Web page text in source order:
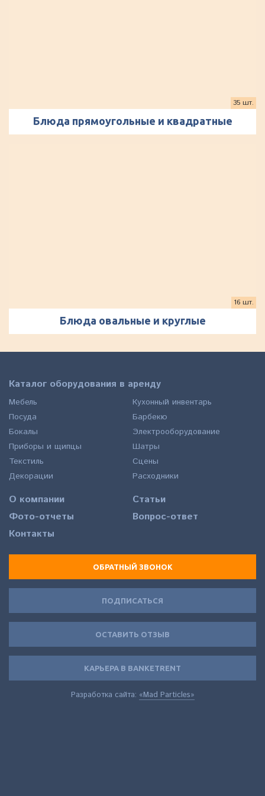
Блюда прямоугольные и квадратные
35 шт.
Блюда овальные и круглые
16 шт.
Каталог оборудования в аренду
Мебель
Посуда
Бокалы
Приборы и щипцы
Текстиль
Декорации
Кухонный инвентарь
Барбекю
Электрооборудование
Шатры
Сцены
Расходники
О компании
Статьи
Фото-отчеты
Вопрос-ответ
Контакты
ОБРАТНЫЙ ЗВОНОК
ПОДПИСАТЬСЯ
ОСТАВИТЬ ОТЗЫВ
КАРЬЕРА В BANKETRENT
Разработка сайта: «Mad Particles»